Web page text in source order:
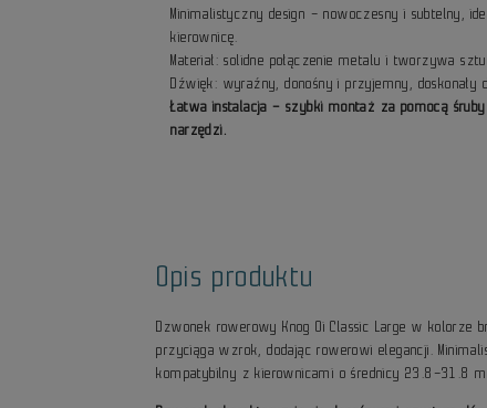
Minimalistyczny design – nowoczesny i subtelny,
kierownicę.
Materiał: solidne połączenie metalu i tworzywa
Dźwięk: wyraźny, donośny i przyjemny, doskonały
Łatwa instalacja – szybki montaż za pomocą
narzędzi.
Opis produktu
Dzwonek rowerowy Knog Oi Classic Large w
przyciąga wzrok, dodając rowerowi elegancji.
kompatybilny z kierownicami o średnicy 23.8–31.8